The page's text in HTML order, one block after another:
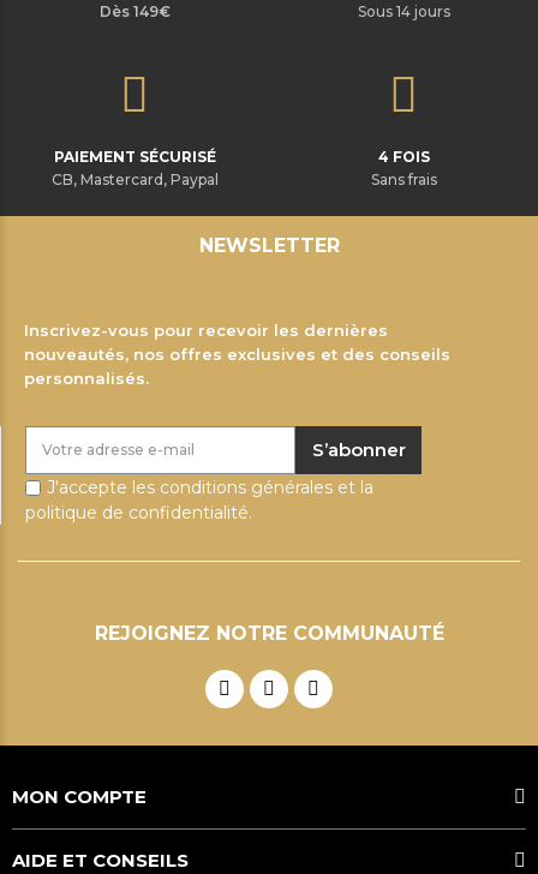
Dès 149€
Sous 14 jours
PAIEMENT SÉCURISÉ
CB, Mastercard, Paypal
4 FOIS
Sans frais
NEWSLETTER
Inscrivez-vous pour recevoir les dernières
nouveautés, nos offres exclusives et des conseils
personnalisés.
S’abonner
J'accepte les conditions générales et la
politique de confidentialité.
REJOIGNEZ NOTRE COMMUNAUTÉ
MON COMPTE
AIDE ET CONSEILS